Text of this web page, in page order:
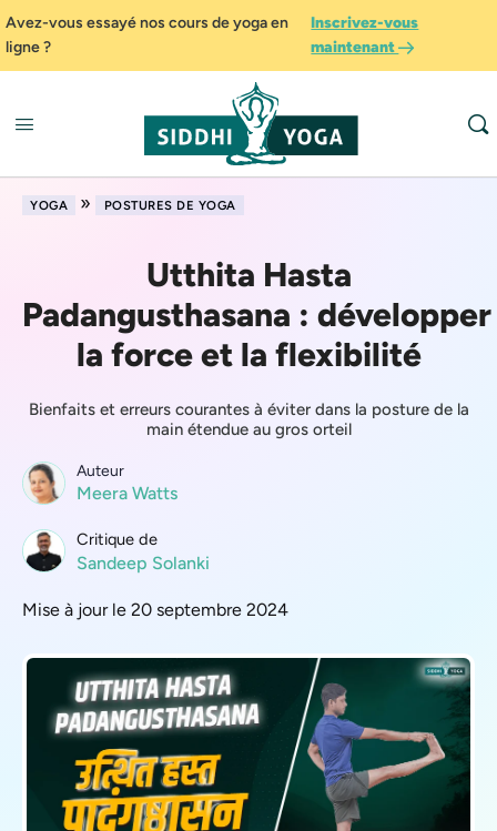
Avez-vous essayé nos cours de yoga en
ligne ?
Inscrivez-vous
maintenant
YOGA » POSTURES DE YOGA
Utthita Hasta
Padangusthasana : développer
la force et la flexibilité
Bienfaits et erreurs courantes à éviter dans la posture de la
main étendue au gros orteil
Auteur
Meera Watts
Critique de
Sandeep Solanki
Mise à jour le 20 septembre 2024